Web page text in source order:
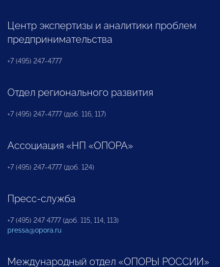
Центр экспертизы и аналитики проблем
предпринимательства
+7 (495) 247-4777
Отдел регионального развития
+7 (495) 247-4777 (доб. 116, 117)
Ассоциация «НП «ОПОРА»
+7 (495) 247-4777 (доб. 124)
Пресс-служба
+7 (495) 247 4777 (доб. 115, 114, 113)
pressa@opora.ru
Международный отдел «ОПОРЫ РОССИИ»